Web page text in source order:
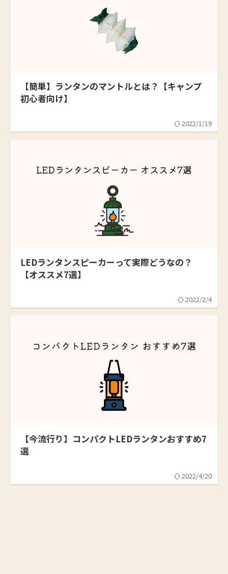
【簡単】ランタンのマントルとは？【キャンプ
初心者向け】
2022/1/19
LEDランタンスピーカーって実際どうなの？
【オススメ7選】
2022/2/4
【今流行り】コンパクトLEDランタンおすすめ7
選
2022/4/20